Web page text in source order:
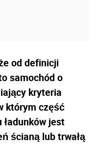
od definicji
samochód o
kryteria
którym część
jest
ścianą lub trwałą